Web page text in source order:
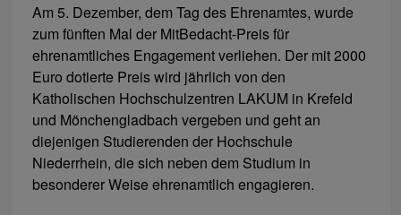
Am 5. Dezember, dem Tag des Ehrenamtes, wurde
zum fünften Mal der MitBedacht-Preis für
ehrenamtliches Engagement verliehen. Der mit 2000
Euro dotierte Preis wird jährlich von den
Katholischen Hochschulzentren LAKUM in Krefeld
und Mönchengladbach vergeben und geht an
diejenigen Studierenden der Hochschule
Niederrhein, die sich neben dem Studium in
besonderer Weise ehrenamtlich engagieren.